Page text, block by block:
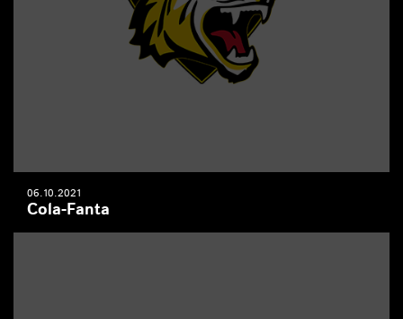
06.10.2021
Cola-Fanta